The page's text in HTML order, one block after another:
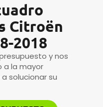
Citroën
2018
y nos
a la mayor
solucionar su